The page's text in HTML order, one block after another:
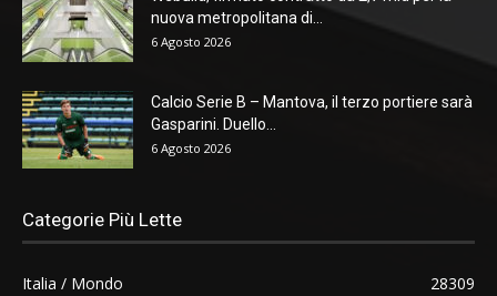
nuova metropolitana di...
6 Agosto 2026
Calcio Serie B – Mantova, il terzo portiere sarà
Gasparini. Duello...
6 Agosto 2026
Categorie Più Lette
Italia / Mondo
28309